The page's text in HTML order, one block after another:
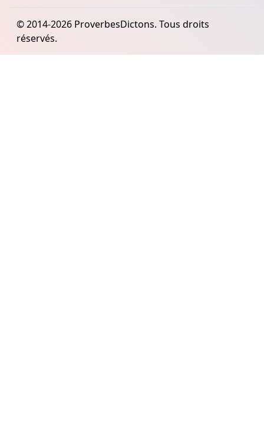
© 2014-2026 ProverbesDictons. Tous droits
réservés.